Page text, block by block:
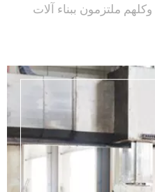
ملتزمون ببناء آلات